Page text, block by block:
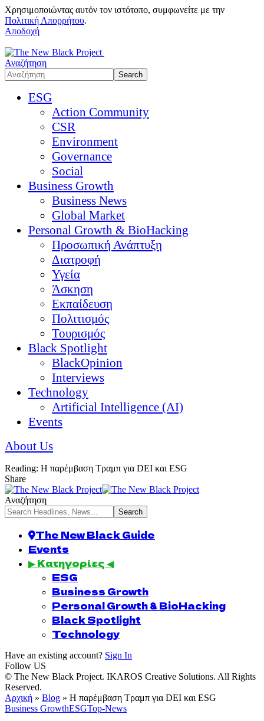
Χρησιμοποιώντας αυτόν τον ιστότοπο, συμφωνείτε με την
Πολιτική Απορρήτου.
Αποδοχή
Αναζήτηση
ESG
Action Community
CSR
Environment
Governance
Social
Business Growth
Business News
Global Market
Personal Growth & BioHacking
Προσωπική Ανάπτυξη
Διατροφή
Υγεία
Άσκηση
Εκπαίδευση
Πολιτισμός
Τουρισμός
Black Spotlight
BlackOpinion
Interviews
Technology
Artificial Intelligence (AI)
Events
About Us
Reading: Η παρέμβαση Τραμπ για DEI και ESG
Share
Αναζήτηση
The New Black Guide
Events
▶ Κατηγορίες ◀
ESG
Business Growth
Personal Growth & BioHacking
Black Spotlight
Technology
Have an existing account? Sign In
Follow US
© The New Black Project. IKAROS Creative Solutions. All Rights
Reserved.
Αρχική » Blog » Η παρέμβαση Τραμπ για DEI και ESG
Business GrowthESGTop-News